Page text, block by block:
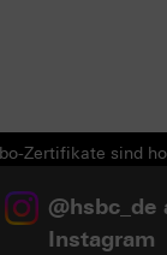
Zertifikate sind
@hsbc_de
Instagram